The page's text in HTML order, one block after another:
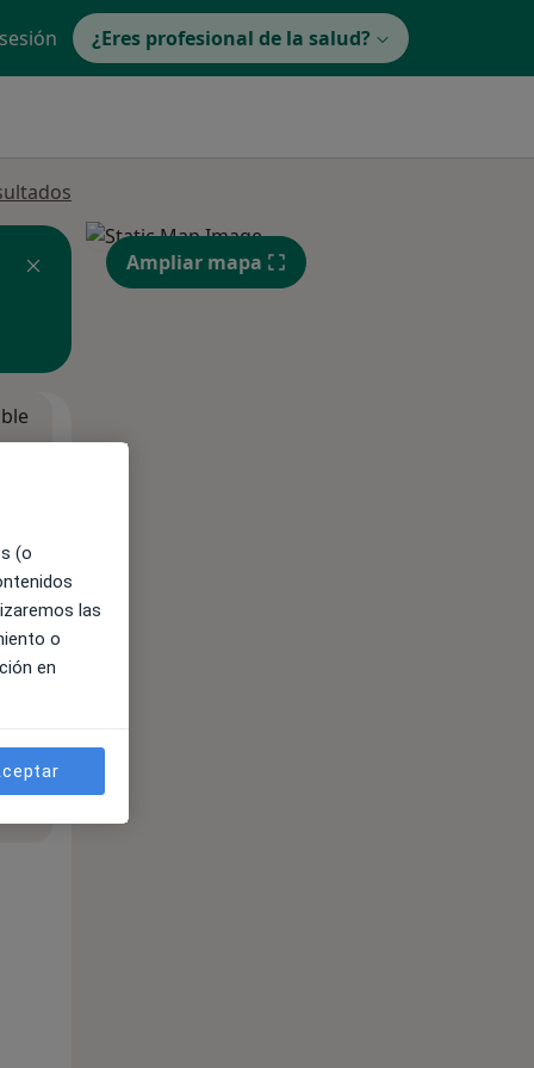
¿Eres profesional de la salud?
Ampliar mapa
(o
las
o
en